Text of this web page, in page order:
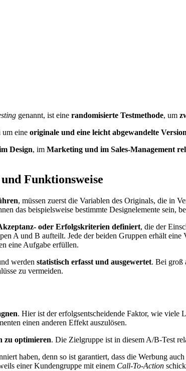
genannt, ist eine randomisierte Testmethode, um
um eine originale und eine leicht abgewandelte
Design, im Marketing und im Sales-Management
Funktionsweise
, müssen zuerst die Variablen des Originals, die in
das beispielsweise bestimmte Designelemente sein,
oder Erfolgskriterien definiert, die der
A und B aufteilt. Jede der beiden Gruppen erhält
eine Aufgabe erfüllen.
werden statistisch erfasst und ausgewertet. Bei groß
zu vermeiden.
. Hier ist der erfolgsentscheidende Faktor, wie viele
einen anderen Effekt auszulösen.
zu optimieren. Die Zielgruppe ist in diesem A/B-Test
haben, denn so ist garantiert, dass die Werbung
einer Kundengruppe mit einem Call-To-Action